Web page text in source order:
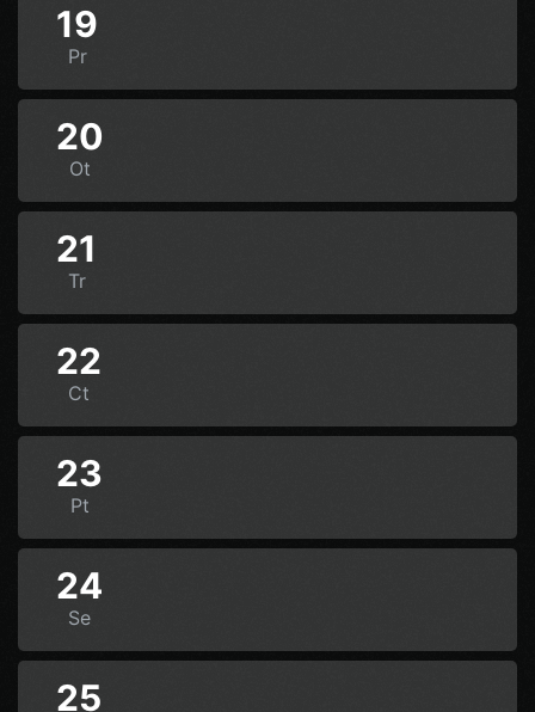
19
Pr
20
Ot
21
Tr
22
Ct
23
Pt
24
Se
25